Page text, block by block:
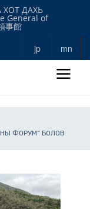
ДАХЬ
General of
事館
jp mn
ФОРУМ” БОЛОВ